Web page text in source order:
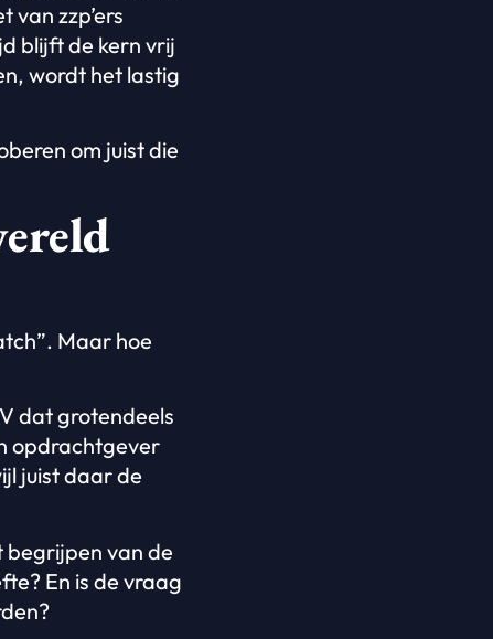
van zzp’ers
blijft de kern vrij
wordt het lastig
om juist die
Maar hoe
dat grotendeels
opdrachtgever
juist daar de
begrijpen van de
En is de vraag